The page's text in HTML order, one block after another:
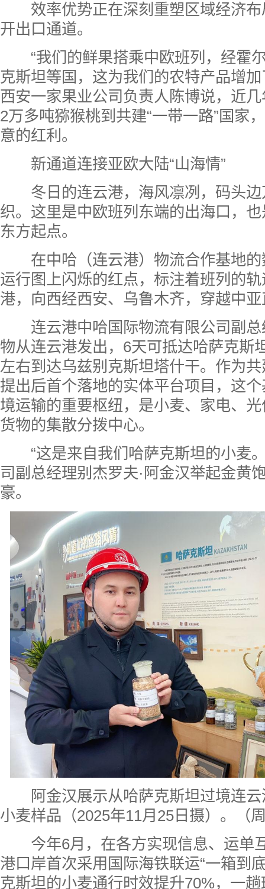
效率优势正在深刻重塑区域经济布
开出口通道。
“我们的鲜果搭乘中欧班列，经霍
克斯坦等国，这为我们的农特产品增
西安一家果业公司负责人陈博说，近
2万多吨猕猴桃到共建“一带一路”国家，
意的红利 。
新通道连接亚欧大陆“山海情”
冬日的连云港，海风凛冽，码头边
织。这里是中欧班列东端的出海口，
东方起点。
在中哈（连云港）物流合作基地的
运行图上闪烁的红点，标注着班列的轨
港，向西经西安、乌鲁木齐，穿越中
连云港中哈国际物流有限公司副总
物从连云港发出，6天可抵达哈萨克斯
左右到达乌兹别克斯坦塔什干。作为共
提出后首个落地的实体平台项目，这
境运输的重要枢纽，是小麦、家电、
货物的集散分拨中心。
“这是来自我们哈萨克斯坦的小麦。
司副总经理别杰罗夫·阿金汉举起金黄
豪。
阿金汉展示从哈萨克斯坦过境连
小麦样品（2025年11月25日摄）。（
今年6月，在各方实现信息、运单
港口岸首次采用国际海铁联运“一箱到
克斯坦的小麦通行时效提升70%，一